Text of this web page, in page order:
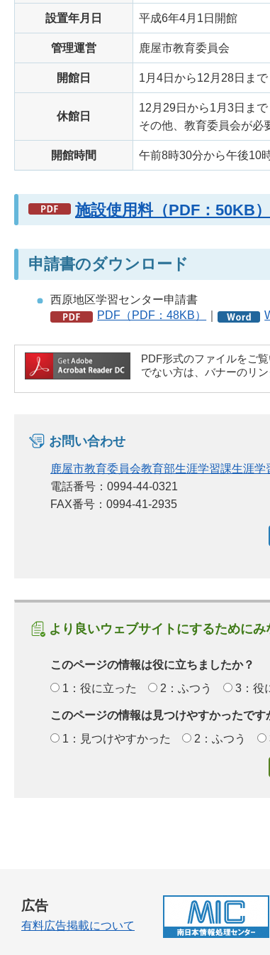
設置年月日 平成6年4月1日開館
管理運営 鹿屋市教育委員会
開館日 1月4日から12月28日ま
休館日
12月29日から1月3日まで
その他、教育委員会が必
開館時間 午前8時30分から午後10
施設使用料（PDF：50KB
申請書のダウンロード
西原地区学習センター申請書
PDF（PDF：48KB）
｜
PDF形式のファイルをご
でない方は、バナーのリ
お問い合わせ
鹿屋市教育委員会教育部生涯学習課生涯学
電話番号：0994-44-0321
FAX番号：0994-41-2935
より良いウェブサイトにするために
このページの情報は役に立ちましたか？
1：役に立った
2：ふつう 3：役
このページの情報は見つけやすかったです
1：見つけやすかった
2：ふつう
広告
有料広告掲載について